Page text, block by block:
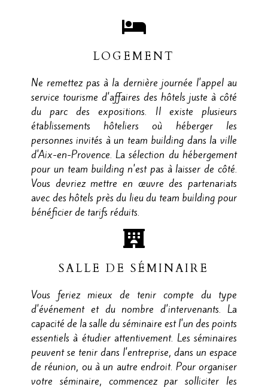
LOGEMENT
Ne remettez pas à la dernière journée l'appel au
service tourisme d'affaires des hôtels juste à côté
du parc des expositions. Il existe plusieurs
établissements hôteliers où héberger les
personnes invités à un team building dans la ville
d'Aix-en-Provence. La sélection du hébergement
pour un team building n'est pas à laisser de côté.
Vous devriez mettre en œuvre des partenariats
avec des hôtels près du lieu du team building pour
bénéficier de tarifs réduits.
SALLE DE SÉMINAIRE
Vous feriez mieux de tenir compte du type
d'événement et du nombre d'intervenants. La
capacité de la salle du séminaire est l'un des points
essentiels à étudier attentivement. Les séminaires
peuvent se tenir dans l'entreprise, dans un espace
de réunion, ou à un autre endroit. Pour organiser
votre séminaire, commencez par solliciter les